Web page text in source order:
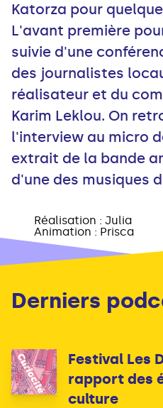
Katorza pour
L'avant première
suivie d'une
des journalistes
réalisateur et du
Karim Leklou. On
l'interview au micro
extrait de la bande
d'une des musiques
Derniers
Festival Les
rapport des
culture